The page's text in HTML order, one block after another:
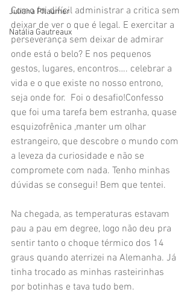
Juliana Pflaumer
Natália Gautreaux
Como foi difícil administrar a critica sem
deixar de ver o que é legal. E exercitar a
perseverança sem deixar de admirar
onde está o belo? E nos pequenos
gestos, lugares, encontros…. celebrar a
vida e o que existe no nosso entrono,
seja onde for.  Foi o desafio!Confesso
que foi uma tarefa bem estranha, quase
esquizofrênica ,manter um olhar
estrangeiro, que descobre o mundo com
a leveza da curiosidade e não se
compromete com nada. Tenho minhas
dúvidas se consegui! Bem que tentei.
Na chegada, as temperaturas estavam
pau a pau em degree, logo não deu pra
sentir tanto o choque térmico dos 14
graus quando aterrizei na Alemanha. Já
tinha trocado as minhas rasteirinhas
por botinhas e tava tudo bem.